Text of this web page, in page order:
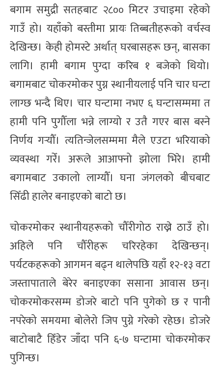
बगाम समुद्री सतहबाट २८०० मिटर उचाइमा रहेको
गाउँ हो। यहाँको बस्तीमा प्रायः तिब्बतीहरूको वर्चस्व
देखिन्छ। केही होमस्टे अर्थात् घरबासहरू छन्, बासका
लागि। हामी बगाम पुग्दा करिब १ बजेको थियो।
बगामबाट चोकरमोकर पुग्न स्थानीयलाई पनि चार घन्टा
लाग्छ भन्दै थिए। चार घन्टामा नभए ६ घन्टासम्ममा त
हामी पनि पुगौँला भन्ने लाग्यो र उतै गएर बास बस्ने
निर्णय गर्‍यौँ। त्यतिन्जेलसम्ममा मैले एउटा भरियाको
व्यवस्था गरेँ। अरूले आआफ्नो झोला भिरे। हामी
बगामबाट उकालो लाग्यौँ। घना जंगलको बीचबाट
सिँढी हालेर बनाइएको बाटो छ।
चोकरमोकर स्थानीयहरूको चौँरीगोठ राख्ने ठाउँ हो।
अहिले पनि चौँरीहरू चरिरहेका देखिन्छन्।
पर्यटकहरूको आगमन बढ्न थालेपछि यहाँ १२-१३ वटा
जस्तापाताले बेरेर बनाइएका ससाना आवास छन्।
चोकरमोकरसम्म डोजरे बाटो पनि पुगेको छ र पानी
नपरेको समयमा बोलेरो जिप पुग्ने गरेको रहेछ। डोजरे
बाटोबाटै हिँडेर जाँदा पनि ६-७ घन्टामा चोकरमोकर
पुगिन्छ।